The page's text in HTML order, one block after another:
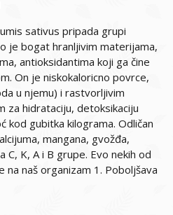
sativus pripada grupi
je bogat hranljivim materijama,
antioksidantima koji ga čine
On je niskokaloricno povrce,
u njemu) i rastvorljivim
za hidrataciju, detoksikaciju
kod gubitka kilograma. Odličan
mangana, gvožđa,
C, K, A i B grupe. Evo nekih od
na naš organizam 1. Poboljšava